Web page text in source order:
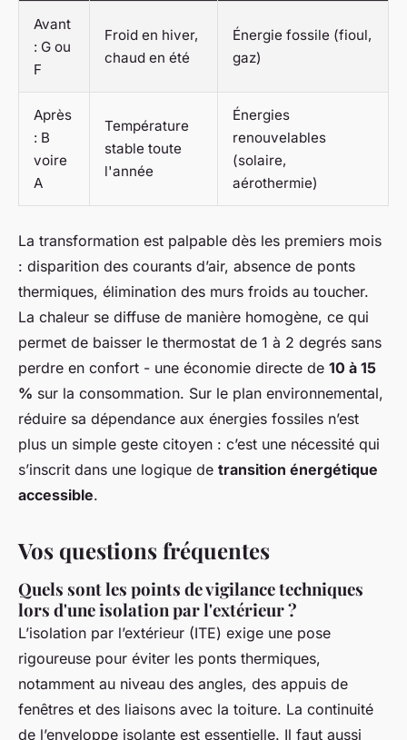
Avant
: G ou
F
Froid en hiver,
chaud en été
Énergie fossile (fioul,
gaz)
Après
: B
voire
A
Température
stable toute
l'année
Énergies
renouvelables
(solaire,
aérothermie)
La transformation est palpable dès les premiers mois
: disparition des courants d’air, absence de ponts
thermiques, élimination des murs froids au toucher.
La chaleur se diffuse de manière homogène, ce qui
permet de baisser le thermostat de 1 à 2 degrés sans
perdre en confort - une économie directe de 10 à 15
% sur la consommation. Sur le plan environnemental,
réduire sa dépendance aux énergies fossiles n’est
plus un simple geste citoyen : c’est une nécessité qui
s’inscrit dans une logique de transition énergétique
accessible.
Vos questions fréquentes
Quels sont les points de vigilance techniques
lors d'une isolation par l'extérieur ?
L’isolation par l’extérieur (ITE) exige une pose
rigoureuse pour éviter les ponts thermiques,
notamment au niveau des angles, des appuis de
fenêtres et des liaisons avec la toiture. La continuité
de l’enveloppe isolante est essentielle. Il faut aussi